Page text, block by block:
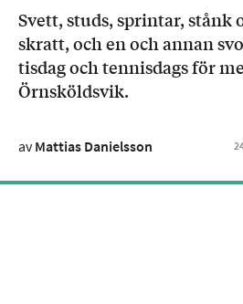
Svett, studs, sprintar, stånk
skratt, och en och annan
tisdag och tennisdags för
Örnsköldsvik.
avMattias Danielsson